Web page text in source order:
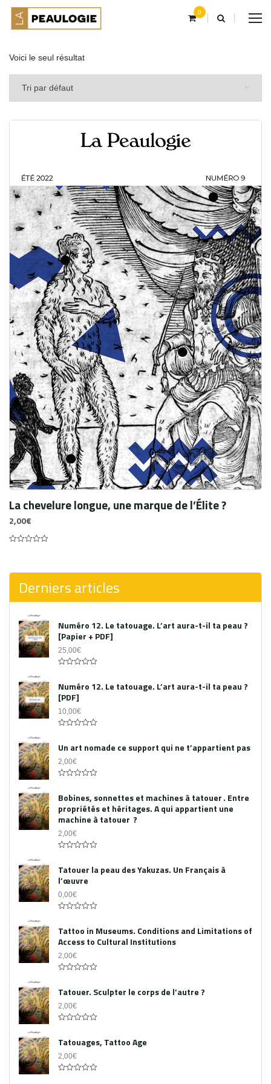
0
Voici le seul résultat
La chevelure longue, une marque de l’Élite ?
2,00€
5
Derniers articles
Numéro 12. Le tatouage. L’art aura-t-il ta peau ?
[Papier + PDF]
25,00€
out
of
5
Numéro 12. Le tatouage. L’art aura-t-il ta peau ?
[PDF]
10,00€
out
of
5
Un art nomade ce support qui ne t’appartient pas
2,00€
out
of
5
Bobines, sonnettes et machines à tatouer . Entre
propriétés et héritages. A qui appartient une
machine à tatouer ?
2,00€
out
of
5
Tatouer la peau des Yakuzas. Un Français à
l’œuvre
0,00€
out
of
5
Tattoo in Museums. Conditions and Limitations of
Access to Cultural Institutions
2,00€
out
of
5
Tatouer. Sculpter le corps de l’autre ?
2,00€
out
of
5
Tatouages, Tattoo Age
2,00€